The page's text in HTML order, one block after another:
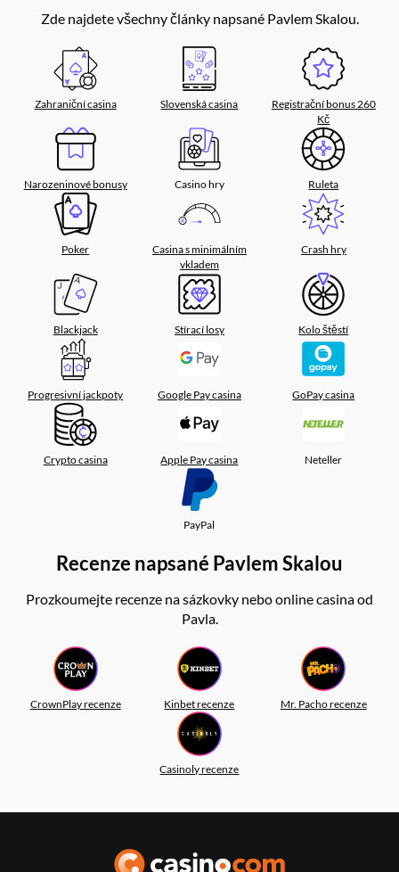
Zde najdete všechny články napsané Pavlem Skalou.
Zahraniční casina Slovenská casina
Registrační bonus 260
Kč
Narozeninové bonusy Casino hry Ruleta
Poker
Casina s minimálním
vkladem
Crash hry
Blackjack Stírací losy Kolo štěstí
Progresivní jackpoty Google Pay casina GoPay casina
Crypto casina Apple Pay casina Neteller
PayPal
Recenze napsané Pavlem Skalou
Prozkoumejte recenze na sázkovky nebo online casina od
Pavla.
CrownPlay recenze Kinbet recenze Mr. Pacho recenze
Casinoly recenze